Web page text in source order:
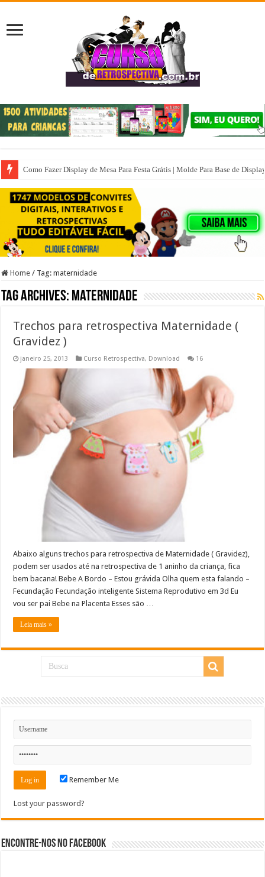
Como Fazer Display de Mesa Para Festa Grátis | Molde Para Base de
Home / Tag:maternidade
Tag Archives: maternidade
Trechos para retrospectiva Maternidade (
Gravidez )
janeiro 25, 2013 Curso Retrospectiva, Download 16
Abaixo alguns trechos para retrospectiva de Maternidade ( Gravidez),
podem ser usados até na retrospectiva de 1 aninho da criança, fica
bem bacana! Bebe A Bordo – Estou grávida Olha quem esta falando –
Fecundação Fecundação inteligente Sistema Reprodutivo em 3d Eu
vou ser pai Bebe na Placenta Esses são …
Leia mais »
Remember Me
Lost your password?
Encontre-nos no Facebook